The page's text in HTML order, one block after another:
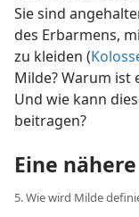
Sie sind
des Erbarmens,
zu kleiden (
Milde? Warum ist
Und wie kann
beitragen?
Eine
5. Wie wird Milde